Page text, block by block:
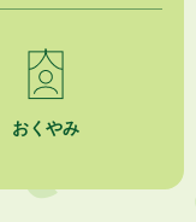
おくやみ